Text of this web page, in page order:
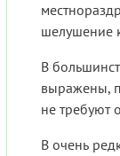
шелушение
В
выражены,
не требуют
В очень